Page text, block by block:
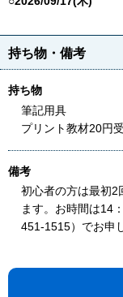
持ち物・備考
持ち物
筆記用具
プリント教材20円
備考
初心者の方は最初2
ます。お時間は14
451-1515）でお申